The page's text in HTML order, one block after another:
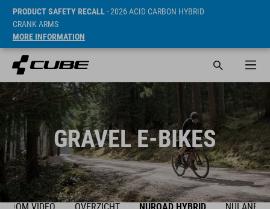
PRODUCT SAFETY RECALL- 2026 ACID CARBON HYBRID
CRANK ARMS
MORE INFORMATION
GRAVEL E-BIKES